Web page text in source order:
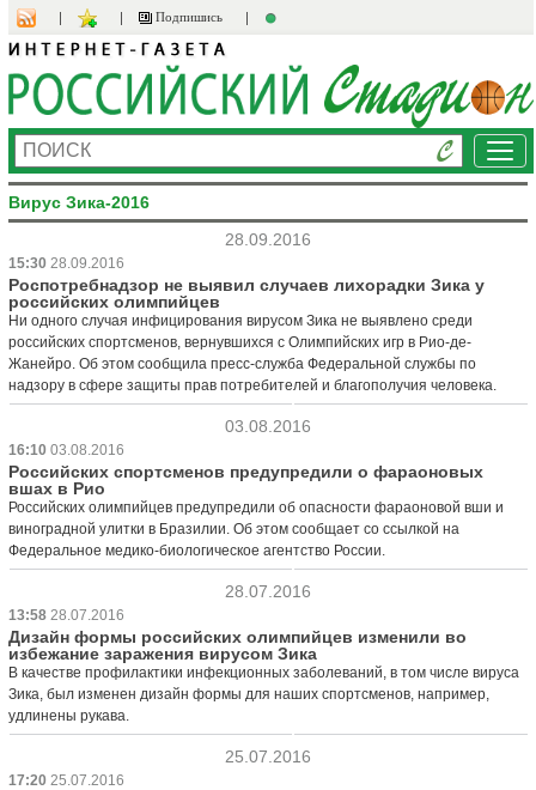
Подпишись
Вирус Зика-2016
28.09.2016
15:30 28.09.2016
Роспотребнадзор не выявил случаев лихорадки Зика у
российских олимпийцев
Ни одного случая инфицирования вирусом Зика не выявлено среди
российских спортсменов, вернувшихся с Олимпийских игр в Рио-де-
Жанейро. Об этом сообщила пресс-служба Федеральной службы по
надзору в сфере защиты прав потребителей и благополучия человека.
03.08.2016
16:10 03.08.2016
Российских спортсменов предупредили о фараоновых
вшах в Рио
Российских олимпийцев предупредили об опасности фараоновой вши и
виноградной улитки в Бразилии. Об этом сообщает со ссылкой на
Федеральное медико-биологическое агентство России.
28.07.2016
13:58 28.07.2016
Дизайн формы российских олимпийцев изменили во
избежание заражения вирусом Зика
В качестве профилактики инфекционных заболеваний, в том числе вируса
Зика, был изменен дизайн формы для наших спортсменов, например,
удлинены рукава.
25.07.2016
17:20 25.07.2016